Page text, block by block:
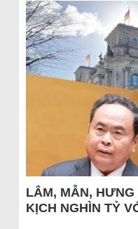
LÂM, MẪN,
KỊCH NGHÌN TỶ